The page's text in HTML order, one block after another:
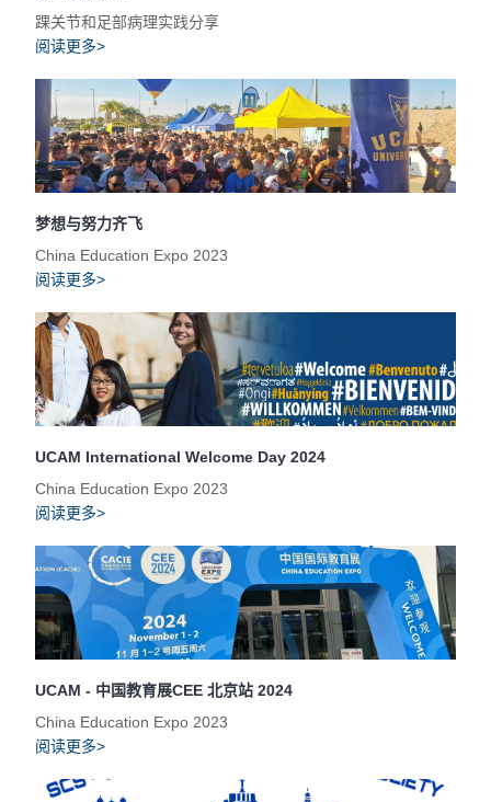
踝关节和足部病理实践分享
阅读更多>
梦想与努力齐飞
China Education Expo 2023
阅读更多>
UCAM International Welcome Day 2024
China Education Expo 2023
阅读更多>
UCAM - 中国教育展CEE 北京站 2024
China Education Expo 2023
阅读更多>